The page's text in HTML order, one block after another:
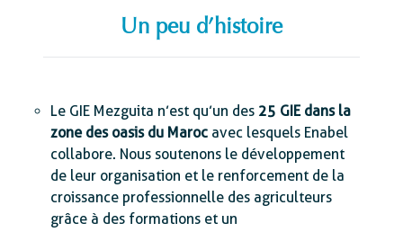
Un peu d’histoire
Le GIE Mezguita n’est qu’un des 25 GIE dans la
zone des oasis du Maroc avec lesquels Enabel
collabore. Nous soutenons le développement
de leur organisation et le renforcement de la
croissance professionnelle des agriculteurs
grâce à des formations et un